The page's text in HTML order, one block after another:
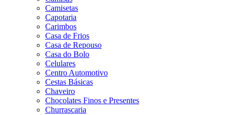
Camisetas
Capotaria
Carimbos
Casa de Frios
Casa de Repouso
Casa do Bolo
Celulares
Centro Automotivo
Cestas Básicas
Chaveiro
Chocolates Finos e Presentes
Churrascaria